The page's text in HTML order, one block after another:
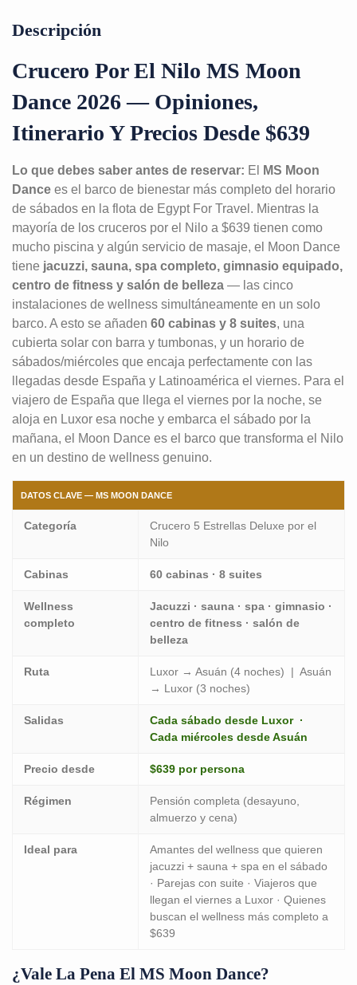
Descripción
Crucero Por El Nilo MS Moon
Dance 2026 — Opiniones,
Itinerario Y Precios Desde $639
Lo que debes saber antes de reservar: El
MS Moon
Dance es el barco de bienestar más completo del horario
de sábados en la flota de Egypt For Travel. Mientras la
mayoría de los cruceros por el Nilo a $639 tienen como
mucho piscina y algún servicio de masaje, el Moon Dance
tiene jacuzzi, sauna, spa completo, gimnasio equipado,
centro de fitness y salón de belleza — las cinco
instalaciones de wellness simultáneamente en un solo
barco. A esto se añaden 60 cabinas y 8 suites, una
cubierta solar con barra y tumbonas, y un horario de
sábados/miércoles que encaja perfectamente con las
llegadas desde España y Latinoamérica el viernes. Para el
viajero de España que llega el viernes por la noche, se
aloja en Luxor esa noche y embarca el sábado por la
mañana, el Moon Dance es el barco que transforma el Nilo
en un destino de wellness genuino.
DATOS CLAVE — MS MOON DANCE
Categoría
Crucero 5 Estrellas Deluxe por el
Nilo
Cabinas 60 cabinas · 8 suites
Wellness
completo
Jacuzzi · sauna · spa · gimnasio ·
centro de fitness · salón de
belleza
Ruta
Luxor → Asuán (4 noches) | Asuán
→ Luxor (3 noches)
Salidas
Cada sábado desde Luxor ·
Cada miércoles desde Asuán
Precio desde $639 por persona
Régimen
Pensión completa (desayuno,
almuerzo y cena)
Ideal para
Amantes del wellness que quieren
jacuzzi + sauna + spa en el sábado
· Parejas con suite · Viajeros que
llegan el viernes a Luxor · Quienes
buscan el wellness más completo a
$639
¿Vale La Pena El MS Moon Dance?